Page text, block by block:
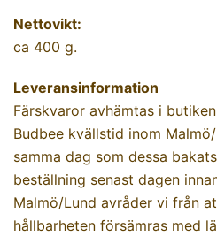
Nettovikt:
ca 400 g.
Leveransinformation
Färskvaror avhämtas i
Budbee kvällstid inom
samma dag som dessa
beställning senast dagen
Malmö/Lund avråder vi från
hållbarheten försämras med